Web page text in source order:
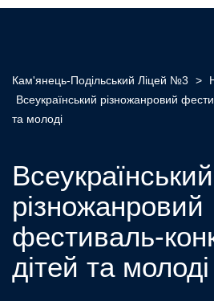
Кам'янець-Подільський Ліцей №3 >
Всеукраїнський різножанровий
та молоді
Всеукраїнський
різножанровий
фестиваль-
дітей та молоді